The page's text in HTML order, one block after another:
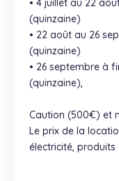
• 4 juillet au 22
(quinzaine)
• 22 août au 26
(quinzaine)
• 26 septembre à
(quinzaine),
Caution (500€) et
Le prix de la
électricité, produits